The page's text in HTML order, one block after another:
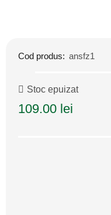
Cod produs: ansfz1
Stoc epuizat
109.00 lei